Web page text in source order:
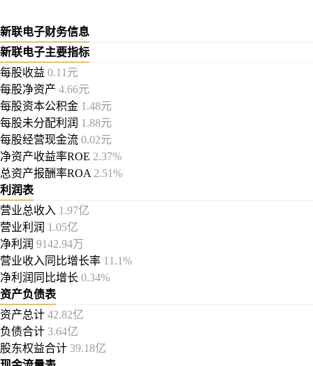
新联电子财务信息
新联电子主要指标
每股收益 0.11元
每股净资产 4.66元
每股资本公积金 1.48元
每股未分配利润 1.88元
每股经营现金流 0.02元
净资产收益率ROE 2.37%
总资产报酬率ROA 2.51%
利润表
营业总收入 1.97亿
营业利润 1.05亿
净利润 9142.94万
营业收入同比增长率 11.1%
净利润同比增长 0.34%
资产负债表
资产总计 42.82亿
负债合计 3.64亿
股东权益合计 39.18亿